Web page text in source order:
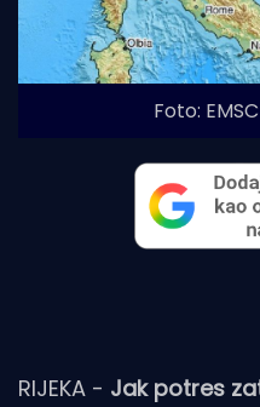
Foto:
RIJEKA - Jak potres